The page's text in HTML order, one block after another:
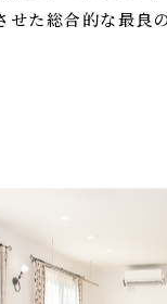
た総合的な最良